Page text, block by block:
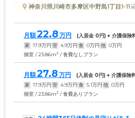
神奈川県川崎市多摩区中野島1丁目1-11
月額22.8 万円 (入居金 0円) + 介護保険
家 17.9万円 管 4.9万円 食 0万円 他 0万円
個室 / 23.86m2 / 食費なしプラン
月額27.8 万円 (入居金 0円) + 介護保険
家 17.9万円 管 4.9万円 食 5.1万円 他 0万円
個室 / 23.86m2 / 食費ありプラン